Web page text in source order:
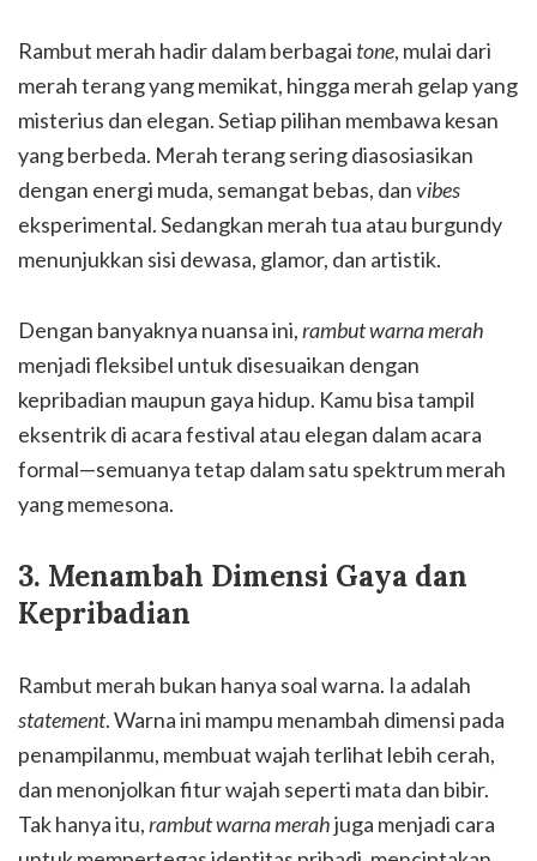
Rambut merah hadir dalam berbagai tone, mulai dari
merah terang yang memikat, hingga merah gelap yang
misterius dan elegan. Setiap pilihan membawa kesan
yang berbeda. Merah terang sering diasosiasikan
dengan energi muda, semangat bebas, danvibes
eksperimental. Sedangkan merah tua atau burgundy
menunjukkan sisi dewasa, glamor, dan artistik.
Dengan banyaknya nuansa ini,rambut warna merah
menjadi fleksibel untuk disesuaikan dengan
kepribadian maupun gaya hidup. Kamu bisa tampil
eksentrik di acara festival atau elegan dalam acara
formal—semuanya tetap dalam satu spektrum merah
yang memesona.
3. Menambah Dimensi Gaya dan
Kepribadian
Rambut merah bukan hanya soal warna. Ia adalah
statement. Warna ini mampu menambah dimensi pada
penampilanmu, membuat wajah terlihat lebih cerah,
dan menonjolkan fitur wajah seperti mata dan bibir.
Tak hanya itu,rambut warna merahjuga menjadi cara